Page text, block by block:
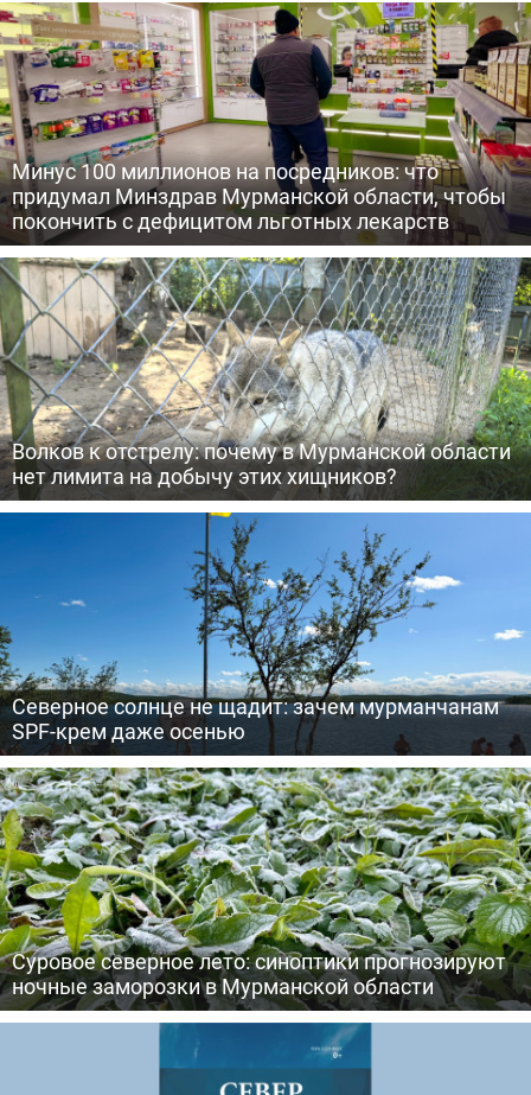
Минус 100 миллионов на посредников: что
придумал Минздрав Мурманской области, чтобы
покончить с дефицитом льготных лекарств
Волков к отстрелу: почему в Мурманской области
нет лимита на добычу этих хищников?
Северное солнце не щадит: зачем мурманчанам
SPF-крем даже осенью
Суровое северное лето: синоптики прогнозируют
ночные заморозки в Мурманской области